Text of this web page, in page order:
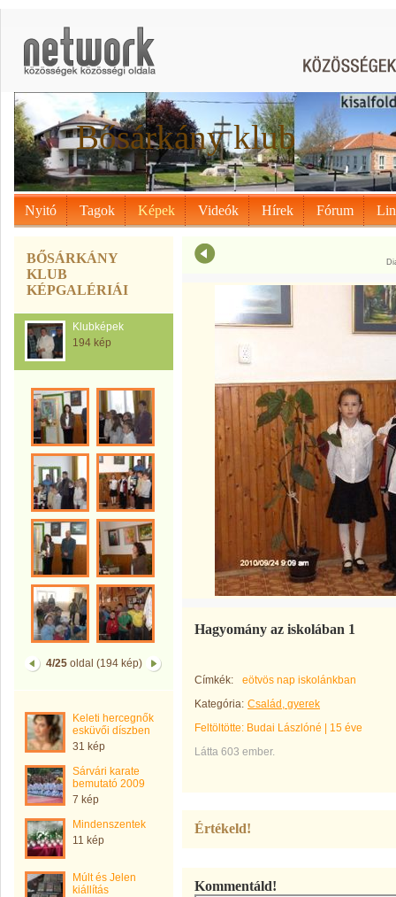
Bősárkány klub
Nyitó Tagok Képek Videók Hírek Fórum
BŐSÁRKÁNY
KLUB
KÉPGALÉRIÁI
Klubképek
194 kép
4/25oldal (194 kép)
Keleti hercegnők
esküvői díszben
31 kép
Sárvári karate
bemutató 2009
7 kép
Mindenszentek
11 kép
Múlt és Jelen
kiállítás
Hagyomány az iskolában 1
Címkék:
eötvös nap iskolánkban
Kategória: Család, gyerek
Feltöltötte: Budai Lászlóné
15 éve
Látta 603 ember.
Értékeld!
Kommentáld!